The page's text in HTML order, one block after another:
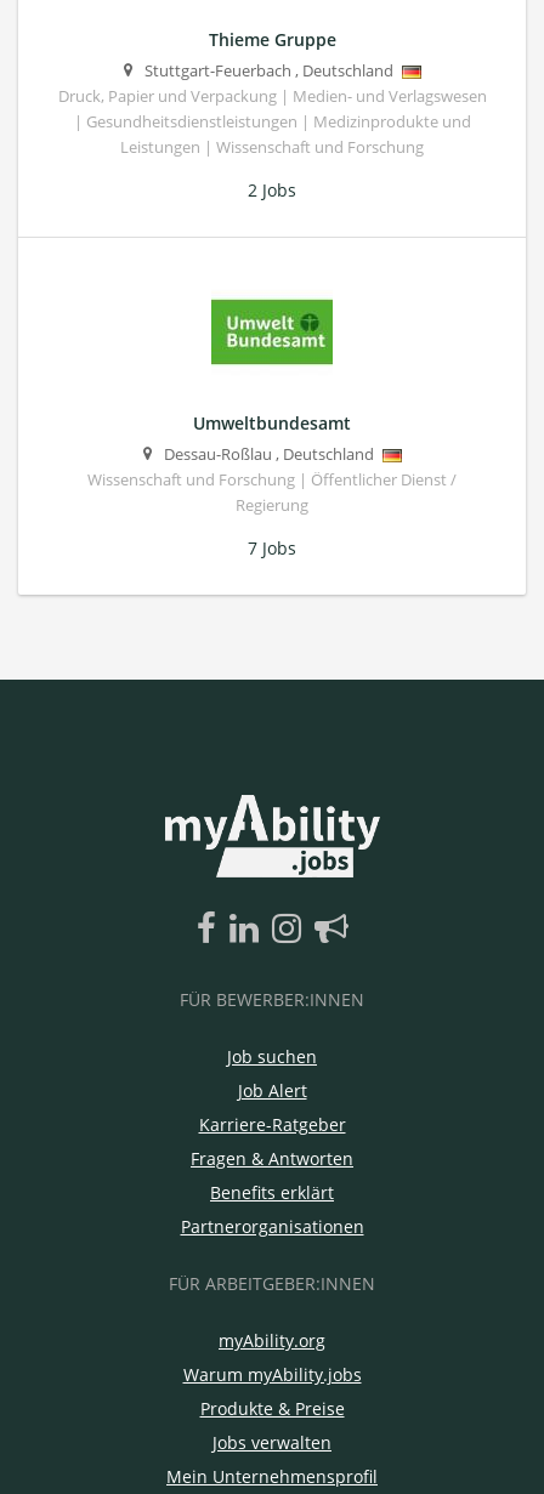
Thieme Gruppe
Stuttgart-Feuerbach , Deutschland
Druck, Papier und Verpackung | Medien- und Verlagswesen
| Gesundheitsdienstleistungen | Medizinprodukte und
Leistungen | Wissenschaft und Forschung
2 Jobs
Umweltbundesamt
Dessau-Roßlau , Deutschland
Wissenschaft und Forschung | Öffentlicher Dienst /
Regierung
7 Jobs
FÜR BEWERBER:INNEN
Job suchen
Job Alert
Karriere-Ratgeber
Fragen & Antworten
Benefits erklärt
Partnerorganisationen
FÜR ARBEITGEBER:INNEN
myAbility.org
Warum myAbility.jobs
Produkte & Preise
Jobs verwalten
Mein Unternehmensprofil